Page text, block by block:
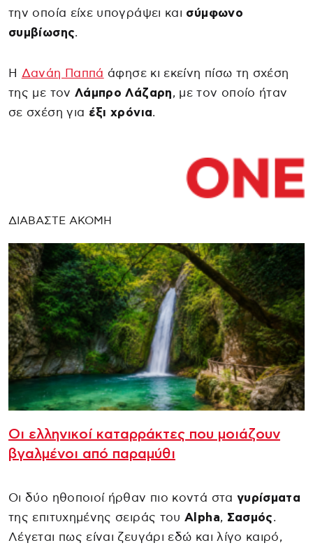
την οποία είχε υπογράψει και σύμφωνο
συμβίωσης.
Η Δανάη Παππά άφησε κι εκείνη πίσω τη σχέση
της με τον Λάμπρο Λάζαρη, με τον οποίο ήταν
σε σχέση για έξι χρόνια.
ΔΙΑΒΑΣΤΕ ΑΚΟΜΗ
Οι ελληνικοί καταρράκτες που μοιάζουν
βγαλμένοι από παραμύθι
Οι δύο ηθοποιοί ήρθαν πιο κοντά στα γυρίσματα
της επιτυχημένης σειράς τουAlpha, Σασμός.
Λέγεται πως είναι ζευγάρι εδώ και λίγο καιρό,